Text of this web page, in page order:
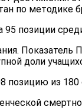
по методике
95 позиции
доли
позицию из